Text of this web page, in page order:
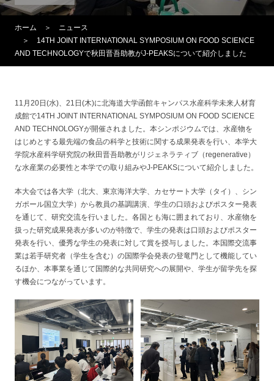
日:
ホーム ＞ ニュース
＞ 14TH JOINT INTERNATIONAL SYMPOSIUM ON FOOD SCIENCE
AND TECHNOLOGYで秋田晋吾助教がJ-PEAKSについて紹介しました
11月20日(水)、21日(木)に北海道大学函館キャンパス水産科学未来人材育
成館で14TH JOINT INTERNATIONAL SYMPOSIUM ON FOOD SCIENCE
AND TECHNOLOGYが開催されました。本シンポジウムでは、水産物を
はじめとする最先端の食品の科学と技術に関する成果発表を行い、本学大
学院水産科学研究院の秋田晋吾助教がリジェネラティブ（regenerative）
な水産業の必要性と本学での取り組みやJ-PEAKSについて紹介しました。
本大会では各大学（北大、東京海洋大学、カセサート大学（タイ）、シン
ガポール国立大学）から教員の基調講演、学生の口頭およびポスター発表
を通じて、研究交流を行いました。各国とも海に囲まれており、水産物を
扱った研究成果発表が多いのが特徴で、学生の発表は口頭およびポスター
発表を行い、優秀な学生の発表に対して賞を授与しました。本国際交流事
業は若手研究者（学生を含む）の国際学会発表の登竜門として機能してい
るほか、本事業を通じて国際的な共同研究への展開や、学生が留学先を探
す機会につながっています。